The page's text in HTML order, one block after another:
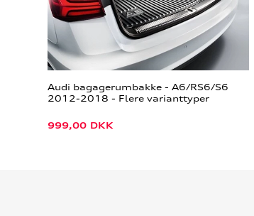
Audi bagagerumbakke - A6/RS6/S6
2012-2018 - Flere varianttyper
999,00 DKK